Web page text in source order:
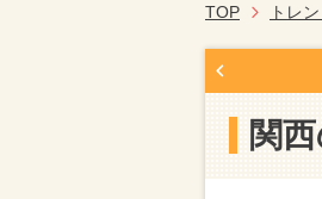
TOP トレ
関